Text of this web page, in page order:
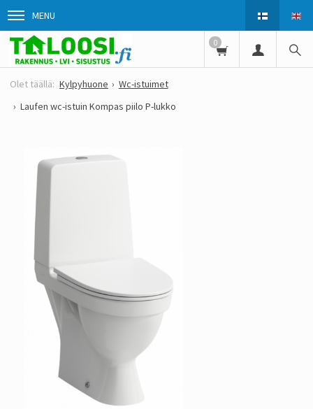
MENU
0
Kylpyhuone
Wc-istuimet
Laufen wc-istuin Kompas piilo P-lukko